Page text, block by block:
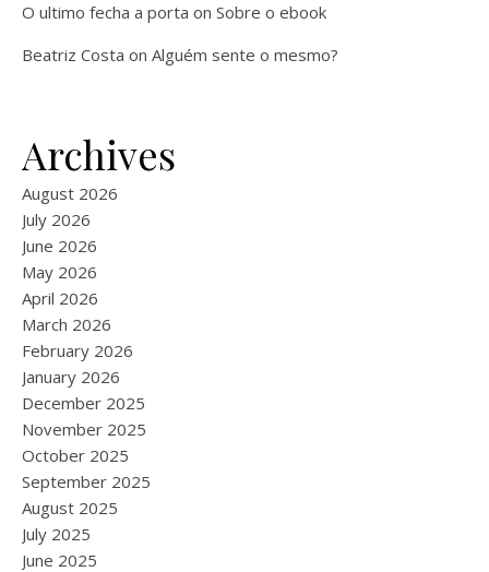
O ultimo fecha a porta on Sobre o ebook
Beatriz Costa on Alguém sente o mesmo?
Archives
August 2026
July 2026
June 2026
May 2026
April 2026
March 2026
February 2026
January 2026
December 2025
November 2025
October 2025
September 2025
August 2025
July 2025
June 2025